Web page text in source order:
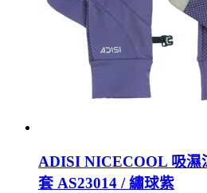
ADISI NICECOOL 吸濕
套 AS23014 / 繡球紫